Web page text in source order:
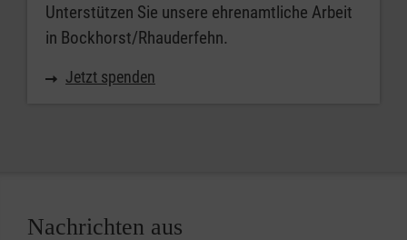
Unterstützen Sie unsere ehrenamtliche Arbeit
in Bockhorst/Rhauderfehn.
Jetzt spenden
Nachrichten aus